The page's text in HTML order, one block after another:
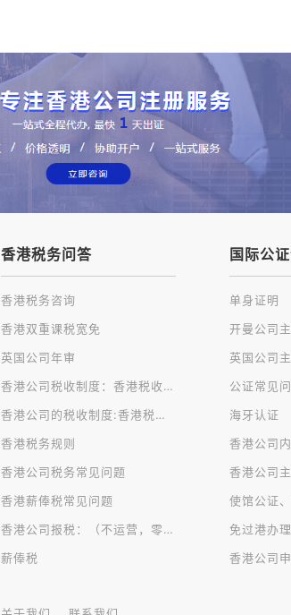
香港税务问答
香港税务咨询
香港双重课税宽免
英国公司年审
香港公司税收制度：香港税收种类
香港公司的税收制度:香港税制的特点
香港税务规则
香港公司税务常见问题
香港薪俸税常见问题
香港公司报税：（不运营，零申报）
薪俸税
国际公
单身证明
公证常见
海牙认证
香港公司
香港公司
使馆公证